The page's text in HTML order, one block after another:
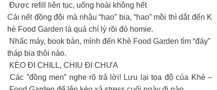
Được refill liên tục, uống hoài không hết
Cái nết đồng đội mà nhậu “hao” bia, “hao” mồi thì dắt đến K
hè Food Garden là quá chí lý rồi đó homie.
Nhấc máy, book bàn, mình đến Khè Food Garden tìm “đáy”
tháp bia thôi nào.
KÈO ĐI CHILL, CHỊU ĐI CHƯA
Các ”đồng men” nghe rõ trả lời! Lưu lại tọa độ của Khè –